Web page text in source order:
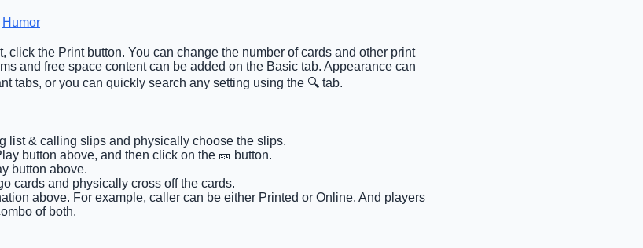
Humor
click the Print button. You can change the number of cards and other print
and free space content can be added on the Basic tab. Appearance can
tabs, or you can quickly search any setting using the 🔍 tab.
list & calling slips and physically choose the slips.
button above, and then click on the 🎫 button.
button above.
cards and physically cross off the cards.
above. For example, caller can be either Printed or Online. And players
of both.